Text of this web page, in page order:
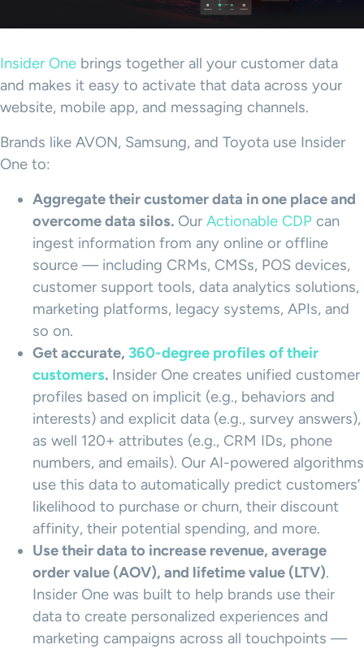
Insider One brings together all your customer data
and makes it easy to activate that data across your
website, mobile app, and messaging channels.
Brands like AVON, Samsung, and Toyota use Insider
One to:
Aggregate their customer data in one place and
overcome data silos. Our Actionable CDP can
ingest information from any online or offline
source — including CRMs, CMSs, POS devices,
customer support tools, data analytics solutions,
marketing platforms, legacy systems, APIs, and
so on.
Get accurate, 360-degree profiles of their
customers. Insider One creates unified customer
profiles based on implicit (e.g., behaviors and
interests) and explicit data (e.g., survey answers),
as well 120+ attributes (e.g., CRM IDs, phone
numbers, and emails). Our AI-powered algorithms
use this data to automatically predict customers’
likelihood to purchase or churn, their discount
affinity, their potential spending, and more.
Use their data to increase revenue, average
order value (AOV), and lifetime value (LTV).
Insider One was built to help brands use their
data to create personalized experiences and
marketing campaigns across all touchpoints —